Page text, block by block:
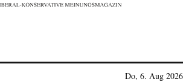
Do, 6. Aug 2026